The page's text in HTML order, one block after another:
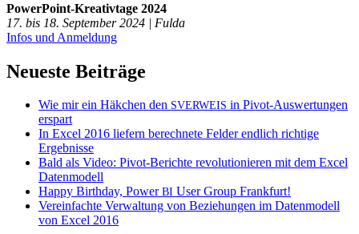
PowerPoint-Kreativtage 2024
17. bis 18. September 2024 | Fulda
Infos und Anmeldung
Neueste Beiträge
Wie mir ein Häkchen den SVERWEIS in Pivot-Auswertungen
erspart
In Excel 2016 liefern berechnete Felder endlich richtige
Ergebnisse
Bald als Video: Pivot-Berichte revolutionieren mit dem Excel
Datenmodell
Happy Birthday, PowerBI User Group Frankfurt!
Vereinfachte Verwaltung von Beziehungen im Datenmodell
von Excel 2016